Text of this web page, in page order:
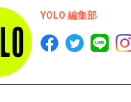
YOLO 編集部